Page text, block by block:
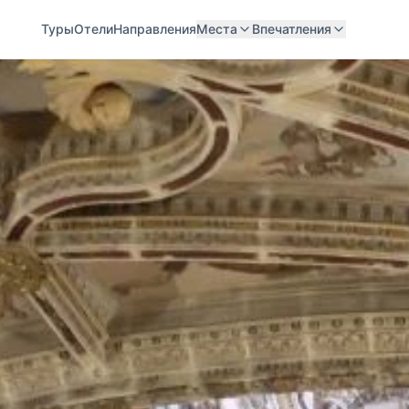
ТурыОтелиНаправленияМеста Впечатления